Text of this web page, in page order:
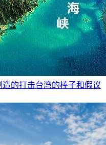
造的打击台湾的棒子和假议